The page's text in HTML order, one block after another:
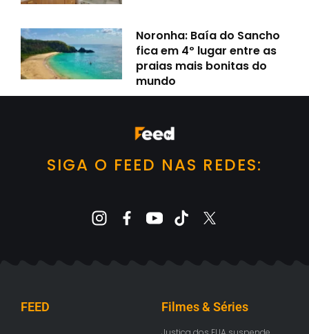
Noronha: Baía do Sancho
fica em 4º lugar entre as
praias mais bonitas do
mundo
SIGA O FEED NAS REDES:
FEED Filmes & Séries